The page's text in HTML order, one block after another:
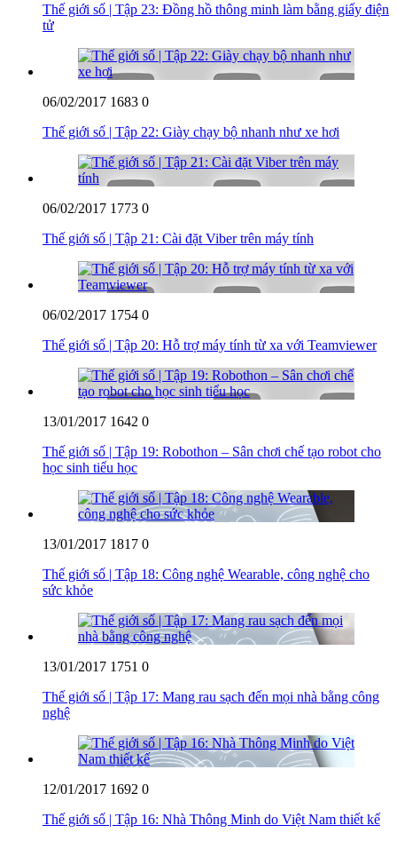
Thế giới số | Tập 23: Đồng hồ thông minh làm bằng giấy điện
tử
06/02/2017 1683 0
Thế giới số | Tập 22: Giày chạy bộ nhanh như xe hơi
06/02/2017 1773 0
Thế giới số | Tập 21: Cài đặt Viber trên máy tính
06/02/2017 1754 0
Thế giới số | Tập 20: Hỗ trợ máy tính từ xa với Teamviewer
13/01/2017 1642 0
Thế giới số | Tập 19: Robothon – Sân chơi chế tạo robot cho
học sinh tiểu học
13/01/2017 1817 0
Thế giới số | Tập 18: Công nghệ Wearable, công nghệ cho
sức khỏe
13/01/2017 1751 0
Thế giới số | Tập 17: Mang rau sạch đến mọi nhà bằng công
nghệ
12/01/2017 1692 0
Thế giới số | Tập 16: Nhà Thông Minh do Việt Nam thiết kế